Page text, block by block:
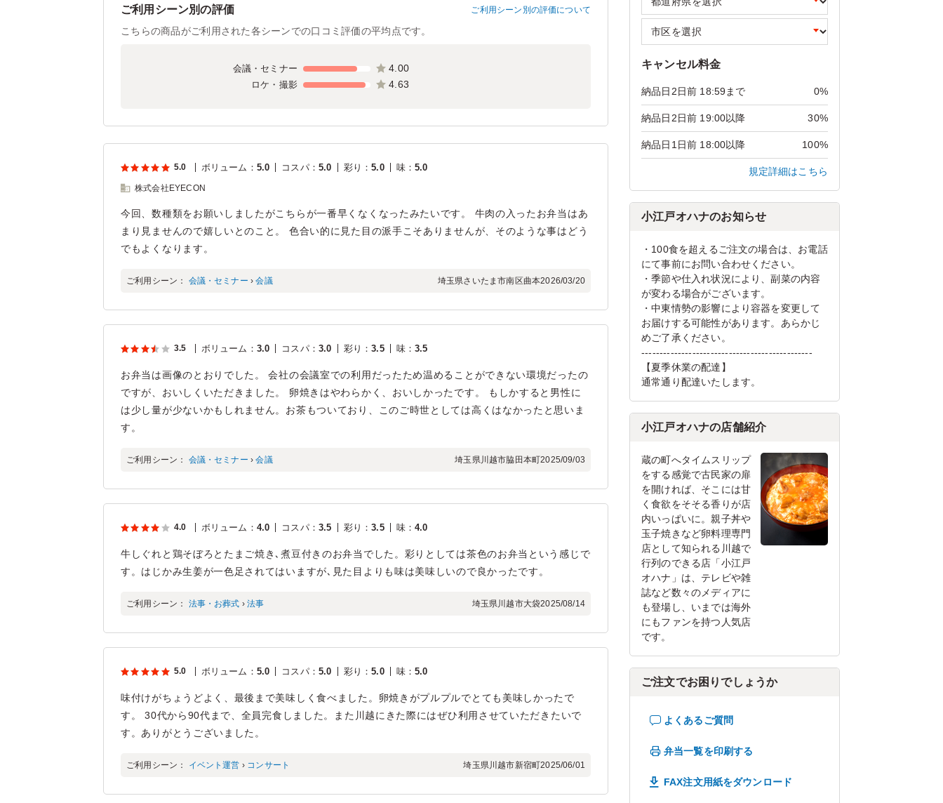
ご利用シーン別の評価 ご利用シーン別の評価について
こちらの商品がご利用された各シーンでの口コミ評価の平均点です。
会議・セミナー 4.00
ロケ・撮影 4.63
5.0 ボリューム ： 5.0 コスパ： 5.0 彩り ：5.0 味：5.0
株式会社EYECON
今回、数種類をお願いしましたがこちらが一番早くなくなったみたいです。 牛肉の入ったお弁当はあ
まり見ませんので嬉しいとのこと。 色合い的に見た目の派手こそありませんが、そのような事はどう
でもよくなります。
ご利用シーン： 会議・セミナー ›会議 埼玉県さいたま市南区曲本2026/03/20
3.5 ボリューム ： 3.0 コスパ： 3.0 彩り ：3.5 味：3.5
お弁当は画像のとおりでした。 会社の会議室での利用だったため温めることができない環境だったの
ですが、おいしくいただきました。 卵焼きはやわらかく、おいしかったです。 もしかすると男性に
は少し量が少ないかもしれません。お茶もついており、このご時世としては高くはなかったと思いま
す。
ご利用シーン： 会議・セミナー ›会議 埼玉県川越市脇田本町2025/09/03
4.0 ボリューム ： 4.0 コスパ： 3.5 彩り ：3.5 味：4.0
牛しぐれと鶏そぼろとたまご焼き､煮豆付きのお弁当でした。彩りとしては茶色のお弁当という感じで
す。はじかみ生姜が一色足されてはいますが､見た目よりも味は美味しいので良かったです。
ご利用シーン： 法事・お葬式 ›法事 埼玉県川越市大袋2025/08/14
5.0 ボリューム ： 5.0 コスパ： 5.0 彩り ：5.0 味：5.0
味付けがちょうどよく、最後まで美味しく食べました。卵焼きがプルプルでとても美味しかったで
す。 30代から90代まで、全員完食しました。また川越にきた際にはぜひ利用させていただきたいで
す。ありがとうございました。
ご利用シーン： イベント運営 › コンサート 埼玉県川越市新宿町2025/06/01
キャンセル料金
納品日2日前 18:59まで 0%
納品日2日前 19:00以降 30%
納品日1日前 18:00以降 100%
規定詳細はこちら
小江戸オハナのお知らせ
・100食を超えるご注文の場合は、お電話
にて事前にお問い合わせください。
・季節や仕入れ状況により、副菜の内容
が変わる場合がございます。
・中東情勢の影響により容器を変更して
お届けする可能性があります。あらかじ
めご了承ください。
-----------------------------------------------
【夏季休業の配達】
通常通り配達いたします。
小江戸オハナの店舗紹介
蔵の町へタイムスリップ
をする感覚で古民家の扉
を開ければ、そこには甘
く食欲をそそる香りが店
内いっぱいに。親子丼や
玉子焼きなど卵料理専門
店として知られる川越で
行列のできる店「小江戸
オハナ」は、テレビや雑
誌など数々のメディアに
も登場し、いまでは海外
にもファンを持つ人気店
です。
ご注文でお困りでしょうか
よくあるご質問
弁当一覧を印刷する
FAX注文用紙をダウンロード